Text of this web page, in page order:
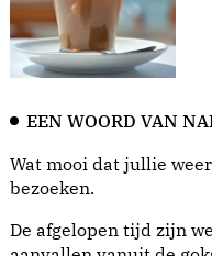
EEN WOORD VAN
Wat mooi dat jullie
bezoeken.
De afgelopen tijd zijn